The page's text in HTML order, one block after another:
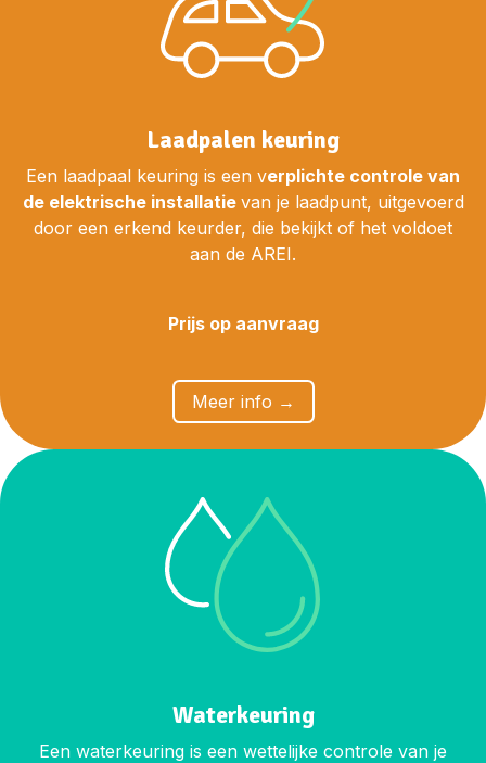
Laadpalen keuring
Een laadpaal keuring is een verplichte controle van
de elektrische installatie van je laadpunt, uitgevoerd
door een erkend keurder, die bekijkt of het voldoet
aan de AREI.
Prijs op aanvraag
​​Meer info →
Waterkeuring
Een waterkeuring is een wettelijke controle van je